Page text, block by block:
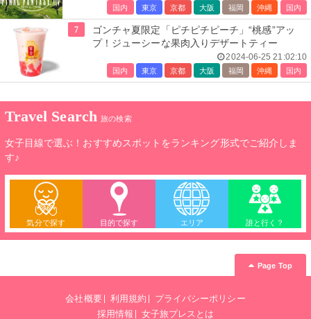
国内 東京 京都 大阪 福岡 沖縄 国内
7
ゴンチャ夏限定「ピチピチピーチ」“桃感”アッ
プ！ジューシーな果肉入りデザートティー
2024-06-25 21:02:10
国内 東京 京都 大阪 福岡 沖縄 国内
Travel Search 旅の検索
女子目線で選ぶ！おすすめスポットをランキング形式でご紹介しま
す♪
気分で探す 目的で探す エリア 誰と行く？
Page Top
会社概要 利用規約
プライバシーポリシー
採用情報
女子旅プレスとは